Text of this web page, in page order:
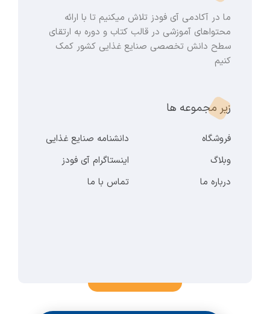
ما در آکادمی آی فودز تلاش میکنیم تا با ارائه
محتواهای آموزشی در قالب کتاب و دوره به ارتقای
سطح دانش تخصصی صنایع غذایی کشور کمک
کنیم
زیر مجموعه ها
فروشگاه
دانشنامه صنایع غذایی
وبلاگ
اینستاگرام آی فودز
درباره ما
تماس با ما